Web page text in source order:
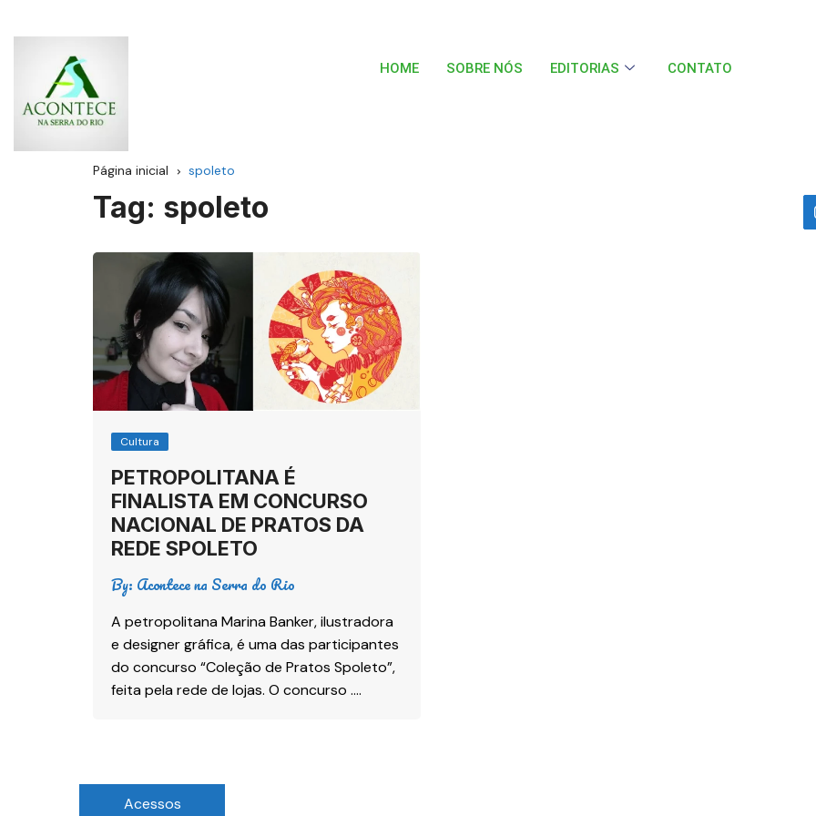
HOME SOBRE NÓS EDITORIAS CONTATO
Página inicial spoleto
Tag: spoleto
Cultura
PETROPOLITANA É
FINALISTA EM CONCURSO
NACIONAL DE PRATOS DA
REDE SPOLETO
By: Acontece na Serra do Rio
A petropolitana Marina Banker, ilustradora
e designer gráfica, é uma das participantes
do concurso “Coleção de Pratos Spoleto”,
feita pela rede de lojas. O concurso ….
Acessos